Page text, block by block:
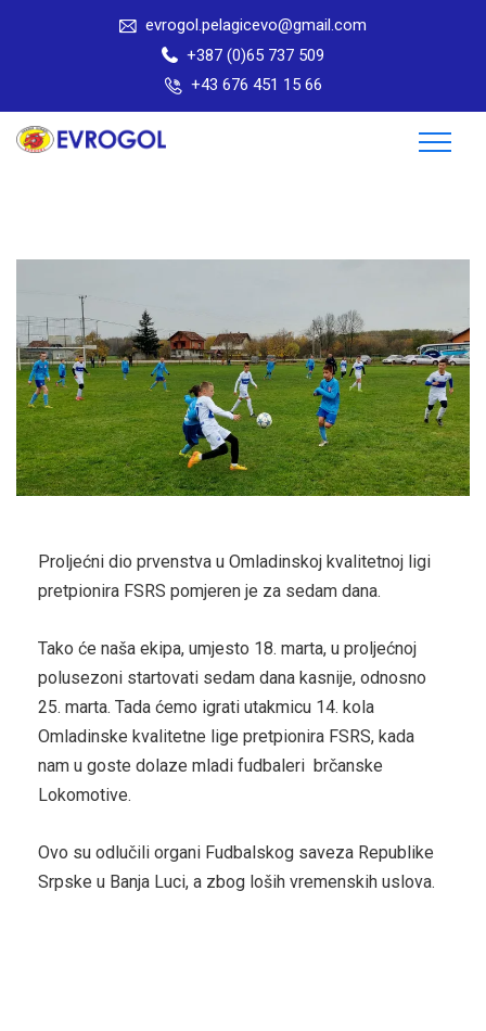
evrogol.pelagicevo@gmail.com
+387 (0)65 737 509
+43 676 451 15 66
Proljećni dio prvenstva u Omladinskoj kvalitetnoj ligi
pretpionira FSRS pomjeren je za sedam dana.
Tako će naša ekipa, umjesto 18. marta, u proljećnoj
polusezoni startovati sedam dana kasnije, odnosno
25. marta. Tada ćemo igrati utakmicu 14. kola
Omladinske kvalitetne lige pretpionira FSRS, kada
nam u goste dolaze mladi fudbaleri brčanske
Lokomotive.
Ovo su odlučili organi Fudbalskog saveza Republike
Srpske u Banja Luci, a zbog loših vremenskih uslova.